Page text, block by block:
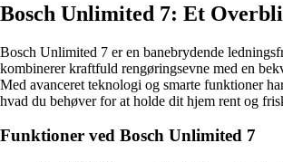
Bosch Unlimited 7: Et
Bosch Unlimited 7 er en banebrydende
kombinerer kraftfuld rengøringsevne med en
Med avanceret teknologi og smarte funktioner
hvad du behøver for at holde dit hjem rent og
Funktioner ved Bosch Unlimited 7